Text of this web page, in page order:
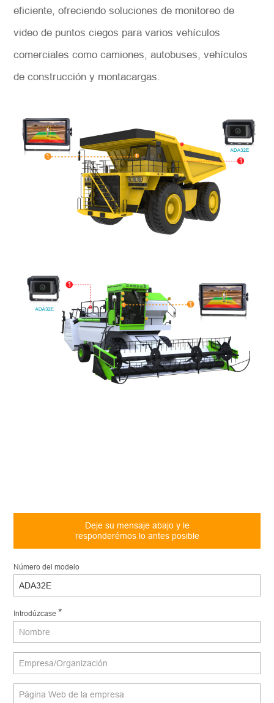
eficiente, ofreciendo soluciones de monitoreo de
video de puntos ciegos para varios vehículos
comerciales como camiones, autobuses, vehículos
de construcción y montacargas.
Deje su mensaje abajo y le
responderémos lo antes posible
Número del modelo
Introdúzcase *